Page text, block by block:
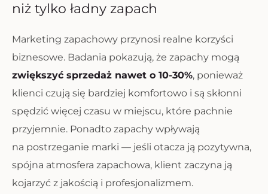
niż tylko ładny zapach
Marketing zapachowy przynosi realne korzyści
biznesowe. Badania pokazują, że zapachy mogą
zwiększyć sprzedaż nawet o 10-30%, ponieważ
klienci czują się bardziej komfortowo i są skłonni
spędzić więcej czasu w miejscu, które pachnie
przyjemnie. Ponadto zapachy wpływają
na postrzeganie marki — jeśli otacza ją pozytywna,
spójna atmosfera zapachowa, klient zaczyna ją
kojarzyć z jakością i profesjonalizmem.